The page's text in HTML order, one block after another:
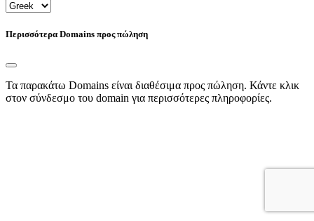
Περισσότερα Domains προς πώληση
Τα παρακάτω Domains είναι διαθέσιμα προς πώληση. Κάντε κλικ
στον σύνδεσμο του domain για περισσότερες πληροφορίες.